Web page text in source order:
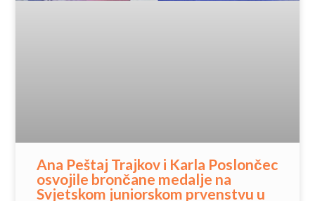
Ana Peštaj Trajkov i Karla Poslončec
osvojile brončane medalje na
Svjetskom juniorskom prvenstvu u